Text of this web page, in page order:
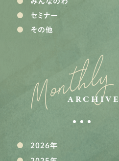
セミナー
その他
Monthly
ARCHIVE
2026年